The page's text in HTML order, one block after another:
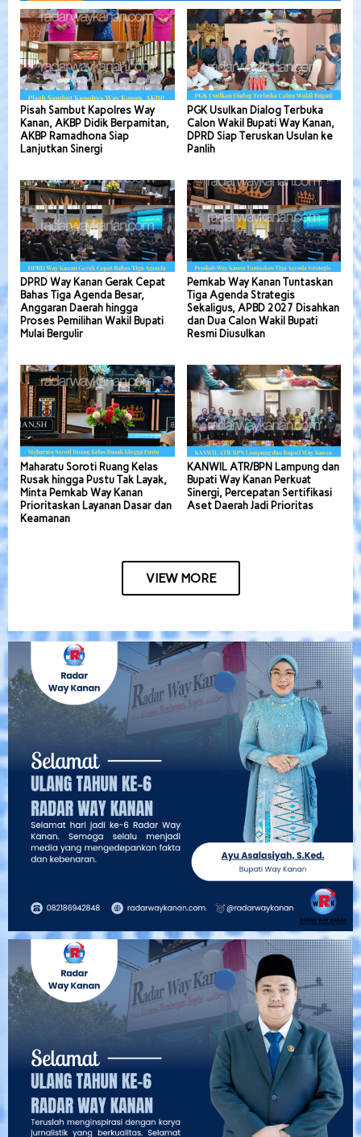
Pisah Sambut Kapolres Way
Kanan, AKBP Didik Berpamitan,
AKBP Ramadhona Siap
Lanjutkan Sinergi
PGK Usulkan Dialog Terbuka
Calon Wakil Bupati Way Kanan,
DPRD Siap Teruskan Usulan ke
Panlih
DPRD Way Kanan Gerak Cepat
Bahas Tiga Agenda Besar,
Anggaran Daerah hingga
Proses Pemilihan Wakil Bupati
Mulai Bergulir
Pemkab Way Kanan Tuntaskan
Tiga Agenda Strategis
Sekaligus, APBD 2027 Disahkan
dan Dua Calon Wakil Bupati
Resmi Diusulkan
Maharatu Soroti Ruang Kelas
Rusak hingga Pustu Tak Layak,
Minta Pemkab Way Kanan
Prioritaskan Layanan Dasar dan
Keamanan
KANWIL ATR/BPN Lampung dan
Bupati Way Kanan Perkuat
Sinergi, Percepatan Sertifikasi
Aset Daerah Jadi Prioritas
VIEW MORE